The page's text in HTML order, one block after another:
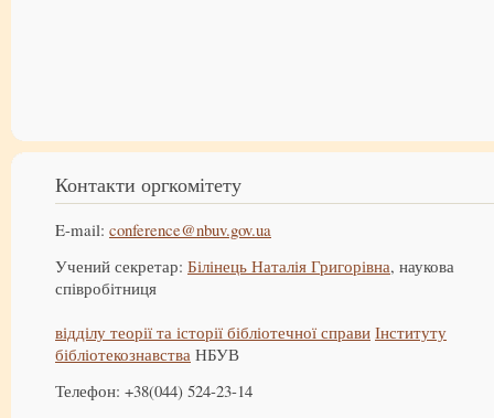
Контакти оргкомітету
E-mail: conference@nbuv.gov.ua
Учений секретар: Білінець Наталія Григорівна, наукова
співробітниця
відділу теорії та історії бібліотечної справи Інституту
бібліотекознавства НБУВ
Телефон: +38(044) 524-23-14